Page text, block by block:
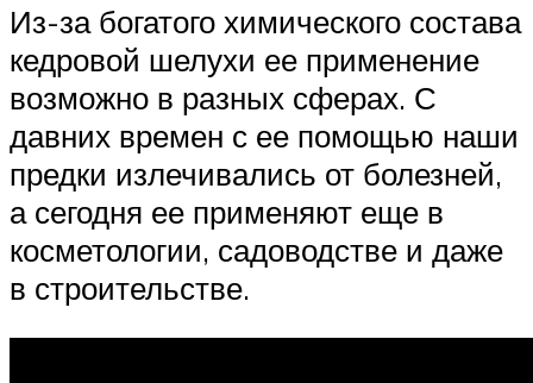
Из-за богатого химического состава
кедровой шелухи ее применение
возможно в разных сферах. С
давних времен с ее помощью наши
предки излечивались от болезней,
а сегодня ее применяют еще в
косметологии, садоводстве и даже
в строительстве.